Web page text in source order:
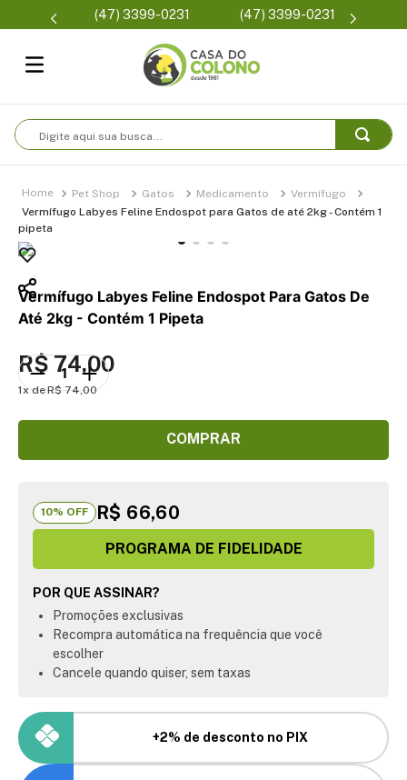
3399-0231
Parcelamento em até 6x
sem juros
Condições de frete
Digite aqui sua busca...
Pet Shop Gatos Medicamento
Vermífugo
Vermífugo Labyes Feline Endospot para Gatos de até 2kg - Contém 1
pipeta
Vermífugo Labyes Feline Endospot Para Gatos De
Até 2kg - Contém 1 Pipeta
R$74,00
1 R$ 74,00
COMPRAR
10% OFF R$ 66,60
PROGRAMA DE FIDELIDADE
POR QUE ASSINAR?
Promoções exclusivas
Recompra automática na frequência que você
escolher
Cancele quando quiser, sem taxas
+2% de desconto no PIX